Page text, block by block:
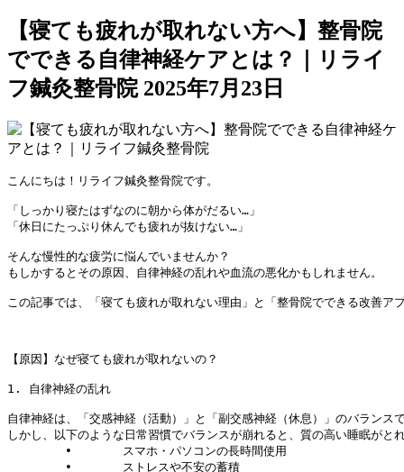
【寝ても疲れが取れない方へ】整骨院
でできる自律神経ケアとは？｜リライ
フ鍼灸整骨院 2025年7月23日
こんにちは！リライフ鍼灸整骨院です。
「しっかり寝たはずなのに朝から体がだるい…」
「休日にたっぷり休んでも疲れが抜けない…」
そんな慢性的な疲労に悩んでいませんか？
もしかするとその原因、自律神経の乱れや血流の悪化かもしれません。
この記事では、「寝ても疲れが取れない理由」と「整骨院でできる改善ア
【原因】なぜ寝ても疲れが取れないの？
1. 自律神経の乱れ
自律神経は、「交感神経（活動）」と「副交感神経（休息）」のバランス
しかし、以下のような日常習慣でバランスが崩れると、質の高い睡眠がと